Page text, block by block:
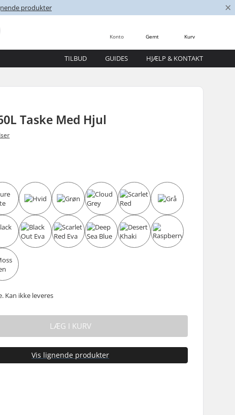
produkter ×
Kurv
Gemt
Konto
TILBUD GUIDES HJÆLP & KONTAKT
Taske Med Hjul
Kan ikke leveres
LÆG I KURV
Vis lignende produkter